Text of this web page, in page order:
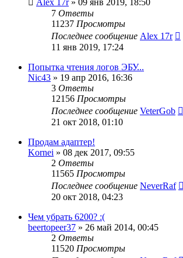
7 Ответы
11237 Просмотры
Последнее сообщение Alex 17r
11 янв 2019, 17:24
Попытка чтения логов ЭБУ...
Nic43 » 19 апр 2016, 16:36
3 Ответы
12156 Просмотры
Последнее сообщение VeterGob
21 окт 2018, 01:10
Продам адаптер!
Kornei » 08 дек 2017, 09:55
2 Ответы
11565 Просмотры
Последнее сообщение NeverRaf
20 окт 2018, 04:23
Чем убрать 6200? :(
beertopeer37 » 26 май 2014, 00:45
2 Ответы
11520 Просмотры